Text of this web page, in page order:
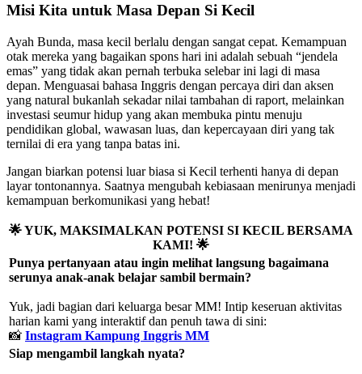
Misi Kita untuk Masa Depan Si Kecil
Ayah Bunda, masa kecil berlalu dengan sangat cepat. Kemampuan
otak mereka yang bagaikan spons hari ini adalah sebuah “jendela
emas” yang tidak akan pernah terbuka selebar ini lagi di masa
depan. Menguasai bahasa Inggris dengan percaya diri dan aksen
yang natural bukanlah sekadar nilai tambahan di raport, melainkan
investasi seumur hidup yang akan membuka pintu menuju
pendidikan global, wawasan luas, dan kepercayaan diri yang tak
ternilai di era yang tanpa batas ini.
Jangan biarkan potensi luar biasa si Kecil terhenti hanya di depan
layar tontonannya. Saatnya mengubah kebiasaan menirunya menjadi
kemampuan berkomunikasi yang hebat!
🌟YUK, MAKSIMALKAN POTENSI SI KECIL BERSAMA
KAMI! 🌟
Punya pertanyaan atau ingin melihat langsung bagaimana
serunya anak-anak belajar sambil bermain?
Yuk, jadi bagian dari keluarga besar MM! Intip keseruan aktivitas
harian kami yang interaktif dan penuh tawa di sini:
📸 Instagram Kampung Inggris MM
Siap mengambil langkah nyata?